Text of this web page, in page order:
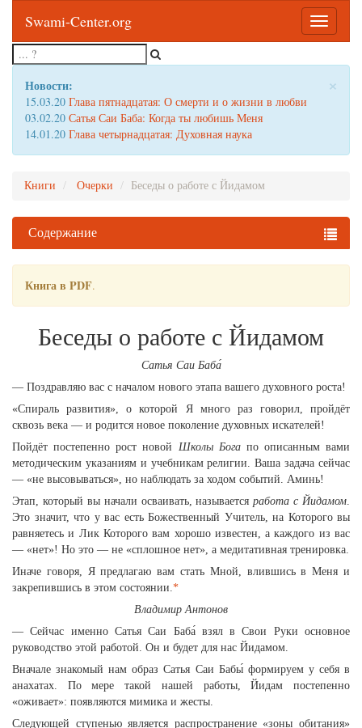
Toggle
Swami-Center.org
×
Новости:
15.03.20 Глава пятнадцатая: О смерти и о жизни в любви
03.02.20 Сатья Саи Баба: Когда ты любишь Меня
14.01.20 Глава четырнадцатая: Духовная наука
Книги Очерки Беседы о работе с Йидамом
Содержание
Книга в PDF.
Беседы о работе с Йидамом
Сатья Саи Баба́
— Поздравляю вас с началом нового этапа вашего духовного роста!
«Спираль развития», о которой Я много раз говорил, пройдёт
сквозь века — и родится новое поколение духовных искателей!
Пойдёт постепенно рост новой Школы Богапо описанным вами
методическим указаниям и учебникам религии. Ваша задача сейчас
— «не высовываться», но наблюдать за ходом событий. Аминь!
Этап, который вы начали осваивать, называетсяработа с Йидамом.
Это значит, что у вас есть Божественный Учитель, на Которого вы
равняетесь и Лик Которого вам хорошо известен, а каждого из вас
— «нет»! Но это — не «сплошное нет», а медитативная тренировка.
Иначе говоря, Я предлагаю вам стать Мной, влившись в Меня и
закрепившись в этом состоянии.*
Владимир Антонов
— Сейчас именно Сатья Саи Баба́ взял в Свои Руки основное
руководство этой работой. Он и будет для нас Йидамом.
Вначале знакомый нам образ Сатья Саи Бабы́ формируем у себя в
анахатах. По мере такой нашей работы, Йидам постепенно
«оживает»: появляются мимика и жесты.
Следующей ступенью является распространение «зоны обитания»